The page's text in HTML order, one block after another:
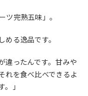
ツ完熟五味」。
る逸品です。
違ったんです。甘みや
れを食べ比べできるよ
」